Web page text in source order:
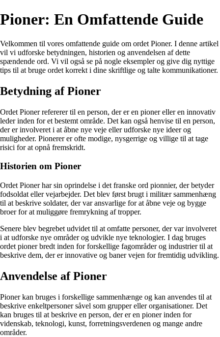
Pioner: En Omfattende Guide
Velkommen til vores omfattende guide om ordet Pioner. I denne artikel
vil vi udforske betydningen, historien og anvendelsen af dette
spændende ord. Vi vil også se på nogle eksempler og give dig nyttige
tips til at bruge ordet korrekt i dine skriftlige og talte kommunikationer.
Betydning af Pioner
Ordet Pioner refererer til en person, der er en pioner eller en innovativ
leder inden for et bestemt område. Det kan også henvise til en person,
der er involveret i at åbne nye veje eller udforske nye ideer og
muligheder. Pionerer er ofte modige, nysgerrige og villige til at tage
risici for at opnå fremskridt.
Historien om Pioner
Ordet Pioner har sin oprindelse i det franske ord pionnier, der betyder
fodsoldat eller vejarbejder. Det blev først brugt i militær sammenhæng
til at beskrive soldater, der var ansvarlige for at åbne veje og bygge
broer for at muliggøre fremrykning af tropper.
Senere blev begrebet udvidet til at omfatte personer, der var involveret
i at udforske nye områder og udvikle nye teknologier. I dag bruges
ordet pioner bredt inden for forskellige fagområder og industrier til at
beskrive dem, der er innovative og baner vejen for fremtidig udvikling.
Anvendelse af Pioner
Pioner kan bruges i forskellige sammenhænge og kan anvendes til at
beskrive enkeltpersoner såvel som grupper eller organisationer. Det
kan bruges til at beskrive en person, der er en pioner inden for
videnskab, teknologi, kunst, forretningsverdenen og mange andre
områder.